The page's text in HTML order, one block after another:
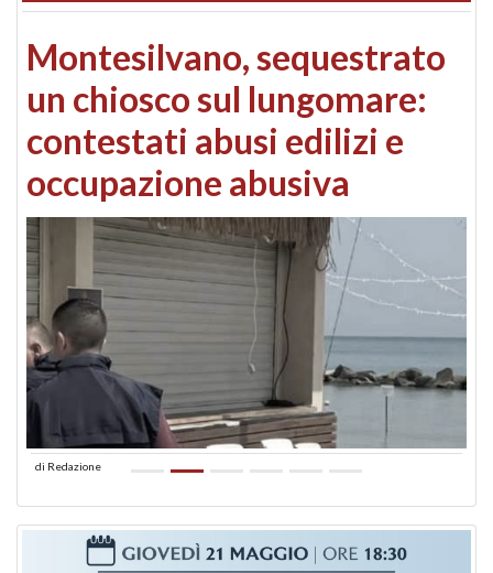
Montesilvano, sequestrato
un chiosco sul lungomare:
contestati abusi edilizi e
occupazione abusiva
di Redazione